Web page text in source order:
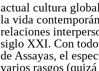
actual cultura
la vida
relaciones
siglo XXI. Con
de Assayas, el
varios rasgos